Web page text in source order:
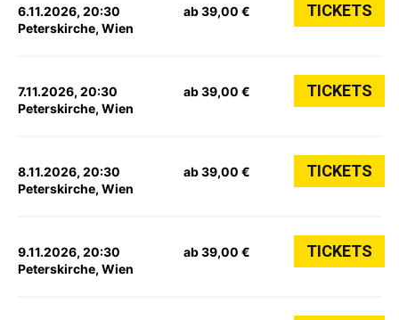
6.11.2026, 20:30
Peterskirche, Wien
ab 39,00 € TICKETS
7.11.2026, 20:30
Peterskirche, Wien
ab 39,00 € TICKETS
8.11.2026, 20:30
Peterskirche, Wien
ab 39,00 € TICKETS
9.11.2026, 20:30
Peterskirche, Wien
ab 39,00 € TICKETS